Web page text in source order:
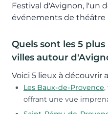
Festival d'Avignon, l'un
événements de théâtre
Quels sont les 5
villes autour
Voici 5 lieux à découvrir
Les Baux-de-Provence
offrant une vue